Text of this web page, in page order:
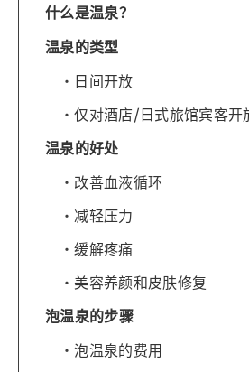
什么是温泉？
温泉的类型
日间开放
仅对酒店/日式旅馆宾客开
温泉的好处
改善血液循环
减轻压力
缓解疼痛
美容养颜和皮肤修复
泡温泉的步骤
泡温泉的费用